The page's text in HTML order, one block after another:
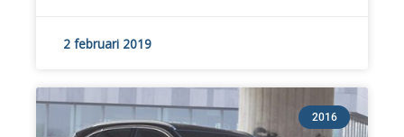
2 februari 2019
2016